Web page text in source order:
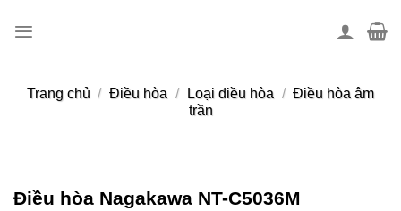
Trang chủ / Điều hòa / Loại điều hòa / Điều hòa âm
trần
Điều hòa Nagakawa NT-C5036M